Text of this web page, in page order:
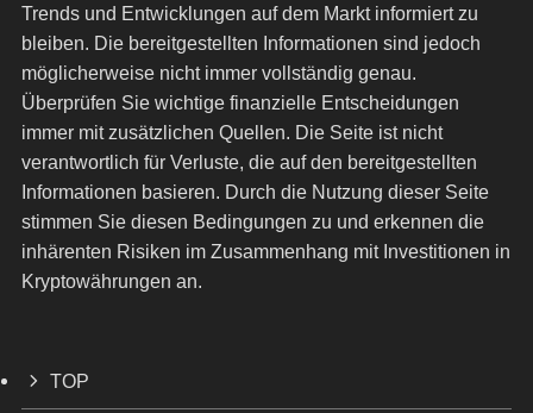
Trends und Entwicklungen auf dem Markt informiert zu
bleiben. Die bereitgestellten Informationen sind jedoch
möglicherweise nicht immer vollständig genau.
Überprüfen Sie wichtige finanzielle Entscheidungen
immer mit zusätzlichen Quellen. Die Seite ist nicht
verantwortlich für Verluste, die auf den bereitgestellten
Informationen basieren. Durch die Nutzung dieser Seite
stimmen Sie diesen Bedingungen zu und erkennen die
inhärenten Risiken im Zusammenhang mit Investitionen in
Kryptowährungen an.
TOP